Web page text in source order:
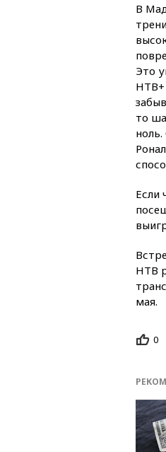
В
Это
НТВ+
то
Если
НТВ
мая.
0